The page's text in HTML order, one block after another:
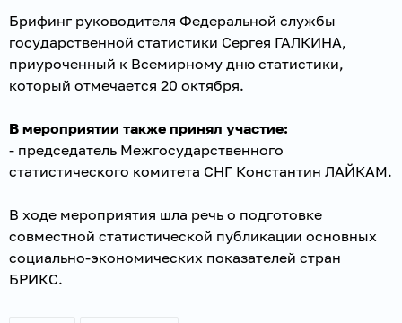
Брифинг руководителя Федеральной службы
государственной статистики Сергея ГАЛКИНА,
приуроченный к Всемирному дню статистики,
который отмечается 20 октября.
В мероприятии также принял участие:
- председатель Межгосударственного
статистического комитета СНГ Константин ЛАЙКАМ.
В ходе мероприятия шла речь о подготовке
совместной статистической публикации основных
социально-экономических показателей стран
БРИКС.